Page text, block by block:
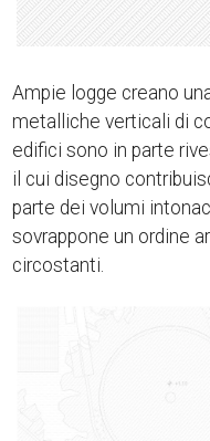
Ampie logge creano
metalliche verticali di
edifici sono in parte
il cui disegno
parte dei volumi
sovrappone un ordine
circostanti.